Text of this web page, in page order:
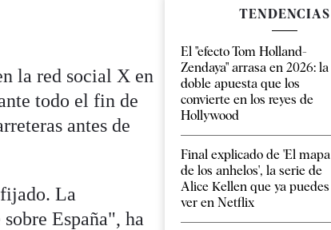
la red social X en
todo el fin de
antes de
La
España", ha
TENDENCIAS
El "efecto Tom Holland-
Zendaya" arrasa en 2026: la
doble apuesta que los
convierte en los reyes de
Hollywood
Final explicado de 'El mapa
de los anhelos', la serie de
Alice Kellen que ya puedes
ver en Netflix